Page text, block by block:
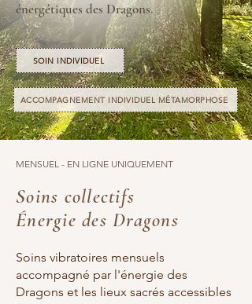
énergétiques des Dragons.
SOIN INDIVIDUEL
ACCOMPAGNEMENT INDIVIDUEL MÉTAMORPHOSE
MENSUEL - EN LIGNE UNIQUEMENT
Soins collectifs
Énergie des Dragons
Soins vibratoires mensuels
accompagné par l'énergie des
Dragons et les lieux sacrés accessibles